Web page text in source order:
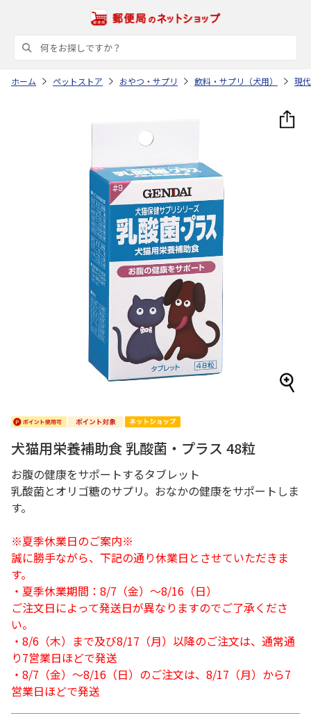
ホーム ペットストア おやつ・サプリ 飲料・サプリ（犬用） 現
犬猫用栄養補助食 乳酸菌・プラス 48粒
お腹の健康をサポートするタブレット
乳酸菌とオリゴ糖のサプリ。おなかの健康をサポートしま
す。
※夏季休業日のご案内※
誠に勝手ながら、下記の通り休業日とさせていただきま
す。
・夏季休業期間：8/7（金）～8/16（日）
ご注文日によって発送日が異なりますのでご了承くださ
い。
・8/6（木）まで及び8/17（月）以降のご注文は、通常通
り7営業日ほどで発送
・8/7（金）～8/16（日）のご注文は、8/17（月）から7
営業日ほどで発送